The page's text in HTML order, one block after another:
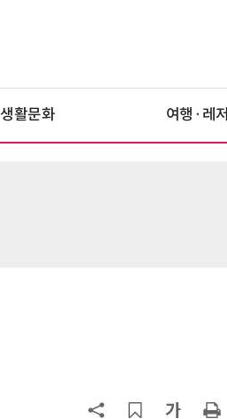
생활문화 여행·레저